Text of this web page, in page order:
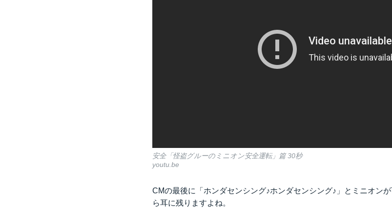
安全「怪盗グルーのミニオン安全運転」篇 30秒
youtu.be
CMの最後に「ホンダセンシング♪ホンダセンシング♪」とミニオン
ら耳に残りますよね。